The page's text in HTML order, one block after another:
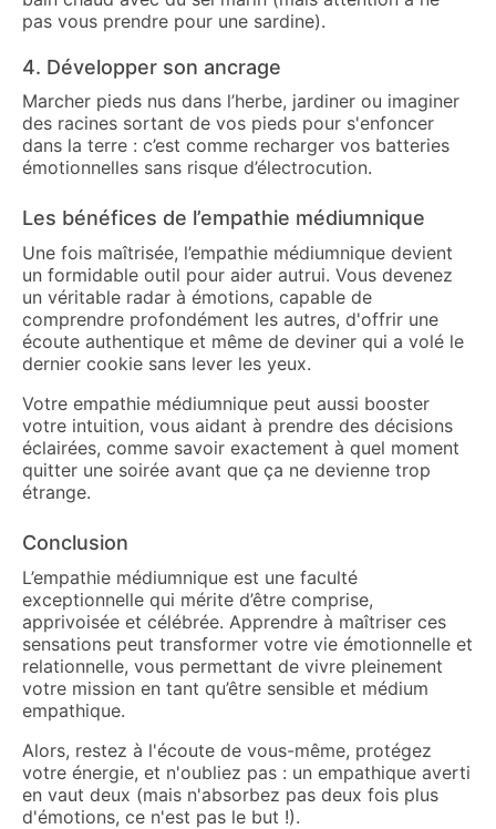
pas vous prendre pour une sardine).
4. Développer son ancrage
Marcher pieds nus dans l’herbe, jardiner ou imaginer
des racines sortant de vos pieds pour s'enfoncer
dans la terre : c’est comme recharger vos batteries
émotionnelles sans risque d’électrocution.
Les bénéfices de l’empathie médiumnique
Une fois maîtrisée, l’empathie médiumnique devient
un formidable outil pour aider autrui. Vous devenez
un véritable radar à émotions, capable de
comprendre profondément les autres, d'offrir une
écoute authentique et même de deviner qui a volé le
dernier cookie sans lever les yeux.
Votre empathie médiumnique peut aussi booster
votre intuition, vous aidant à prendre des décisions
éclairées, comme savoir exactement à quel moment
quitter une soirée avant que ça ne devienne trop
étrange.
Conclusion
L’empathie médiumnique est une faculté
exceptionnelle qui mérite d’être comprise,
apprivoisée et célébrée. Apprendre à maîtriser ces
sensations peut transformer votre vie émotionnelle et
relationnelle, vous permettant de vivre pleinement
votre mission en tant qu’être sensible et médium
empathique.
Alors, restez à l'écoute de vous-même, protégez
votre énergie, et n'oubliez pas : un empathique averti
en vaut deux (mais n'absorbez pas deux fois plus
d'émotions, ce n'est pas le but !).